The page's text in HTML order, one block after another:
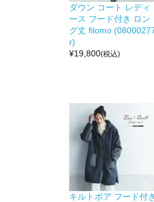
ダウン コート レディ
ース フード付き ロン
グ丈 filomo
r)
¥19,800(税込)
キルトボア フード付き